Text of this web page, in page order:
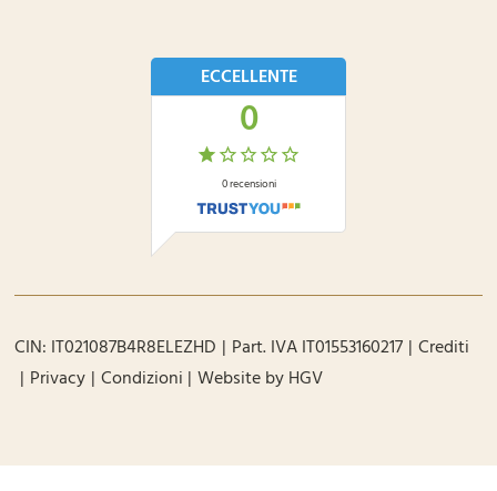
ECCELLENTE
0
0recensioni
CIN: IT021087B4R8ELEZHD Part. IVA IT01553160217
Crediti
Privacy
Condizioni Website by HGV